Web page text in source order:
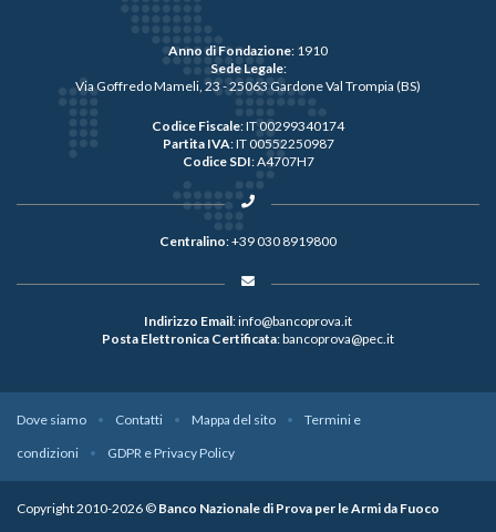
Anno di Fondazione: 1910
Sede Legale:
Via Goffredo Mameli, 23 - 25063 Gardone Val Trompia (BS)
Codice Fiscale: IT 00299340174
Partita IVA: IT 00552250987
Codice SDI: A4707H7
Centralino:+39 030 8919800
Indirizzo Email:info@bancoprova.it
Posta Elettronica Certificata:bancoprova@pec.it
Dove siamo Contatti Mappa del sito
Termini e
condizioni
GDPR e Privacy Policy
Copyright 2010-2026 © Banco Nazionale di Prova per le Armi da Fuoco